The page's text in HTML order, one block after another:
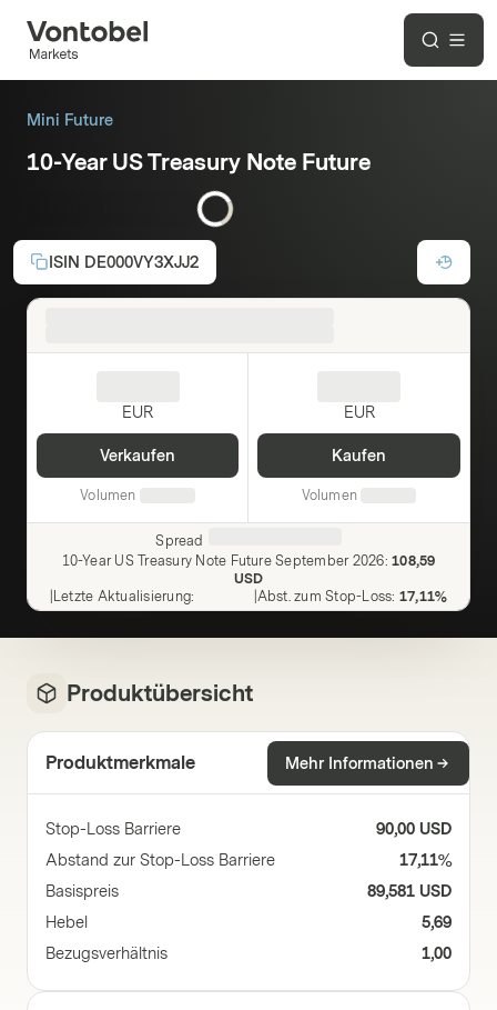
Mini Future
10-Year US Treasury Note Future
ISIN DE000VY3XJJ2
EUR
Verkaufen
Volumen
EUR
Kaufen
Volumen
Spread
10-Year US Treasury Note Future September 2026: 108,59
USD
Letzte Aktualisierung: Abst. zum Stop-Loss: 17,11%
Produktübersicht
Produktmerkmale Mehr Informationen
Stop-Loss Barriere
90,00 USD
Abstand zur Stop-Loss Barriere
17,11%
Basispreis
89,581 USD
Hebel
5,69
Bezugsverhältnis
1,00